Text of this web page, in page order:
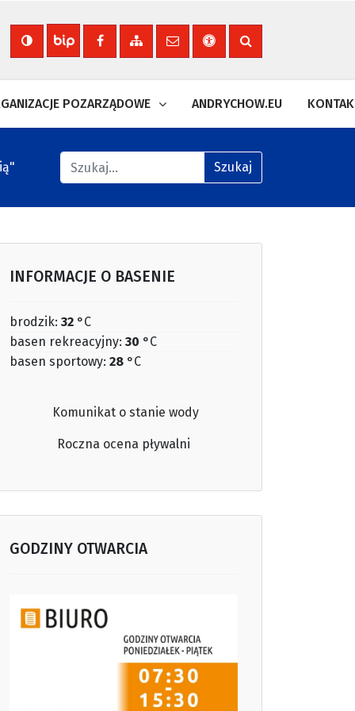
Biuletyn Informacji Publicznej
Nasza strona na Facebooku
Zobacz mapę strony
Wyślij emailDeklaracja dostępności
POZARZĄDOWE ANDRYCHOW.EU
Znajdź na stronie Szukaj
INFORMACJE O BASENIE
brodzik: 32 °C
basen rekreacyjny: 30 °C
basen sportowy: 28 °C
Komunikat o stanie wody
Roczna ocena pływalni
GODZINY OTWARCIA